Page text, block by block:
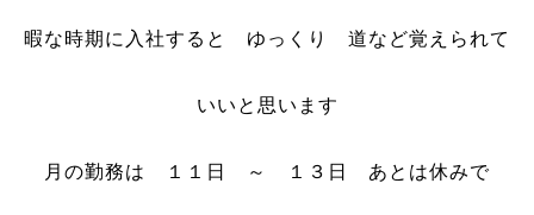
暇な時期に入社すると ゆっくり 道など覚えられて
いいと思います
月の勤務は １１日 ～ １３日 あとは休みで